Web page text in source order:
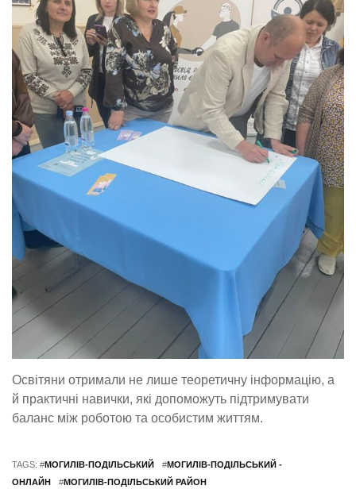
Освітяни отримали не лише теоретичну інформацію, а
й практичні навички, які допоможуть підтримувати
баланс між роботою та особистим життям.
TAGS: #МОГИЛІВ-ПОДІЛЬСЬКИЙ #МОГИЛІВ-ПОДІЛЬСЬКИЙ -
ОНЛАЙН
#МОГИЛІВ-ПОДІЛЬСЬКИЙ РАЙОН